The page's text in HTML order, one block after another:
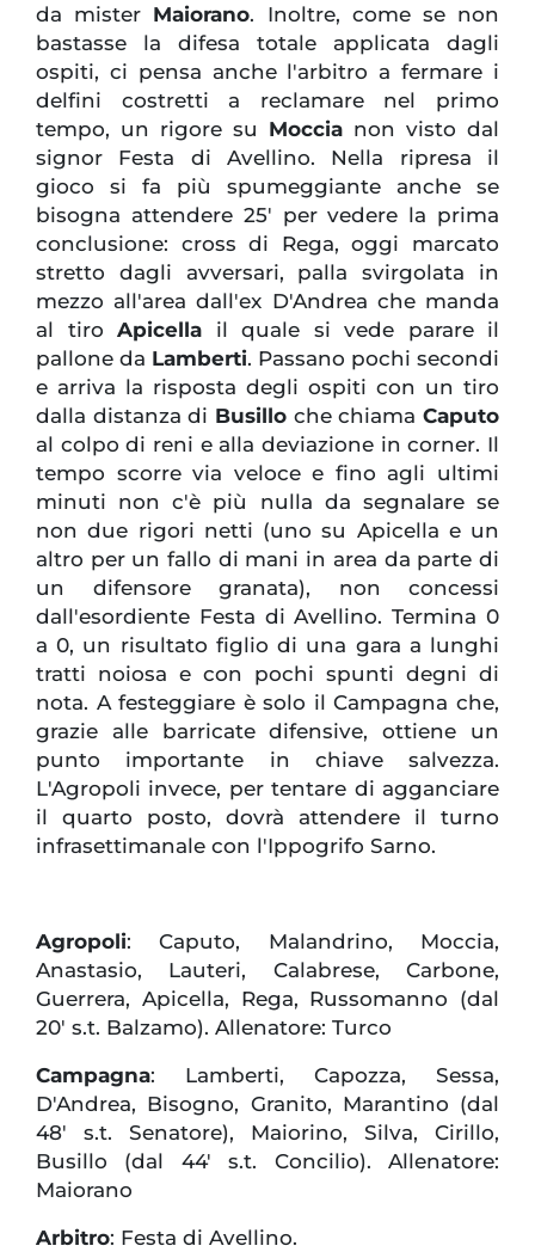
da mister Maiorano. Inoltre, come se non
bastasse la difesa totale applicata dagli
ospiti, ci pensa anche l'arbitro a fermare i
delfini costretti a reclamare nel primo
tempo, un rigore su Moccia non visto dal
signor Festa di Avellino. Nella ripresa il
gioco si fa più spumeggiante anche se
bisogna attendere 25' per vedere la prima
conclusione: cross di Rega, oggi marcato
stretto dagli avversari, palla svirgolata in
mezzo all'area dall'ex D'Andrea che manda
al tiro Apicella il quale si vede parare il
pallone da Lamberti. Passano pochi secondi
e arriva la risposta degli ospiti con un tiro
dalla distanza di Busillo che chiama Caputo
al colpo di reni e alla deviazione in corner. Il
tempo scorre via veloce e fino agli ultimi
minuti non c'è più nulla da segnalare se
non due rigori netti (uno su Apicella e un
altro per un fallo di mani in area da parte di
un difensore granata), non concessi
dall'esordiente Festa di Avellino. Termina 0
a 0, un risultato figlio di una gara a lunghi
tratti noiosa e con pochi spunti degni di
nota. A festeggiare è solo il Campagna che,
grazie alle barricate difensive, ottiene un
punto importante in chiave salvezza.
L'Agropoli invece, per tentare di agganciare
il quarto posto, dovrà attendere il turno
infrasettimanale con l'Ippogrifo Sarno.
Agropoli: Caputo, Malandrino, Moccia,
Anastasio, Lauteri, Calabrese, Carbone,
Guerrera, Apicella, Rega, Russomanno (dal
20' s.t. Balzamo). Allenatore: Turco
Campagna: Lamberti, Capozza, Sessa,
D'Andrea, Bisogno, Granito, Marantino (dal
48' s.t. Senatore), Maiorino, Silva, Cirillo,
Busillo (dal 44' s.t. Concilio). Allenatore:
Maiorano
Arbitro: Festa di Avellino.